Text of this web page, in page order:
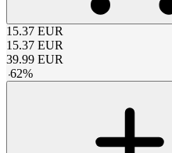
15.37 EUR
15.37 EUR
39.99 EUR
-62%